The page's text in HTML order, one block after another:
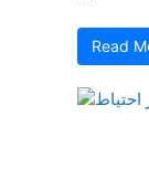
Read